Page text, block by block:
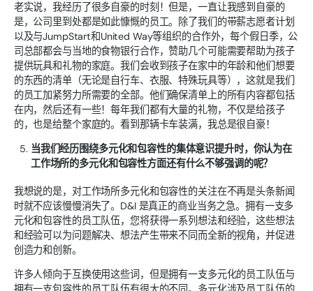
老实说，我经历了很多自豪的时刻！但是，一直让我感到自豪的
是，公司里到处都是如此慷慨的员工。除了我们的带薪志愿者计划
以及与JumpStart和United Way等组织的合作外，每个假日季，公
司总部都会与当地的食物银行合作，赞助几个可能需要帮助为孩子
提供玩具和礼物的家庭。我们会收到孩子在家中的年龄和他们想要
的东西的清单（无论是自行车、衣服、特殊玩具等），这就是我们
的员工加紧努力所需要的全部。他们确保清单上的所有内容都包括
在内，然后还有一些！每年我们都有大量的礼物，不仅是给孩子
的，也是给整个家庭的。看到那辆卡车装满，我总是很自豪！
当我们经历围绕多元化和包容性的集体意识提升时，你认为在
工作场所的多元化和包容性方面还有什么不够强调的呢？
我想说的是，对工作场所多元化和包容性的关注在不再是头条新闻
时就不应该慢慢消失了。D&I 是真正的商业当务之急。拥有一支多
元化和包容性的员工队伍，您将获得一系列想法和经验，这些想法
和经验可以为问题解决、想法产生带来不同而全新的视角，并促进
创造力和创新。
许多人倾向于互换使用这些词，但是拥有一支多元化的员工队伍与